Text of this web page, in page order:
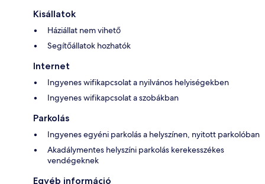
Kisállatok
Háziállat nem vihető
Segítőállatok hozhatók
Internet
Ingyenes wifikapcsolat a nyilvános helyiségekben
Ingyenes wifikapcsolat a szobákban
Parkolás
Ingyenes egyéni parkolás a helyszínen, nyitott parkolóban
Akadálymentes helyszíni parkolás kerekesszékes
vendégeknek
Egyéb információ